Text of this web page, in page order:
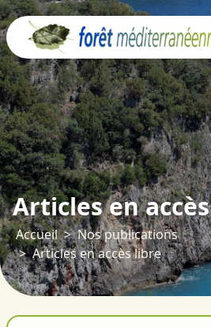
Articles en
Accueil
Nos publications
Articles en accès libre
Panneau de gestion des cookies